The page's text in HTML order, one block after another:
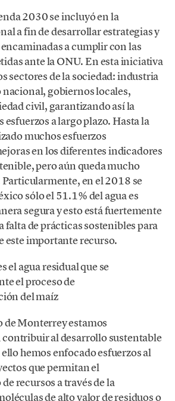
2030 se incluyó en la
a fin de desarrollar estrategias y
a cumplir con las
ante la ONU. En esta iniciativa
sectores de la sociedad: industria
gobiernos locales,
civil, garantizando así la
a largo plazo. Hasta la
muchos esfuerzos
en los diferentes indicadores
pero aún queda mucho
en el 2018 se
sólo el 51.1% del agua es
segura y esto está fuertemente
falta de prácticas sostenibles para
este importante recurso.
el agua residual que se
el proceso de
del maíz
de Monterrey estamos
al desarrollo sustentable
hemos enfocado esfuerzos al
que permitan el
recursos a través de la
de alto valor de residuos o